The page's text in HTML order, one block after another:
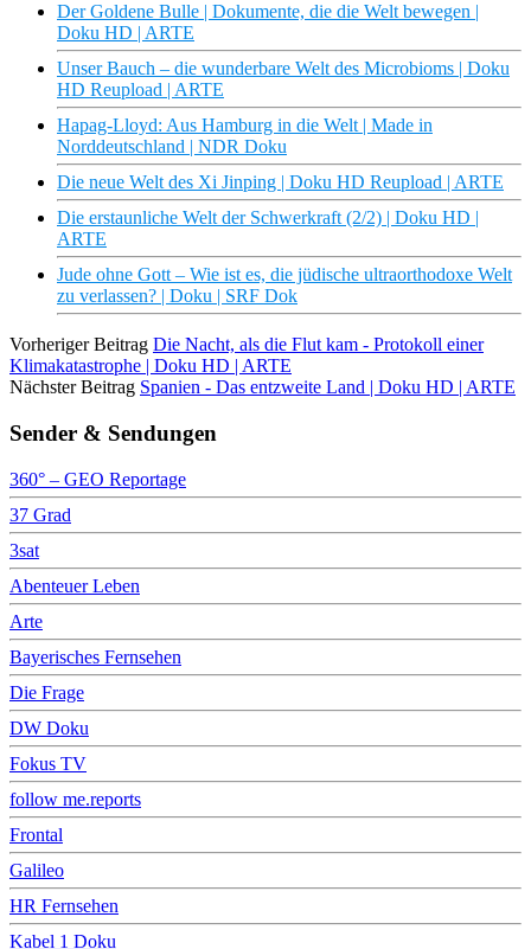
Der Goldene Bulle | Dokumente, die die Welt bewegen |
Doku HD | ARTE
Unser Bauch – die wunderbare Welt des Microbioms | Doku
HD Reupload | ARTE
Hapag-Lloyd: Aus Hamburg in die Welt | Made in
Norddeutschland | NDR Doku
Die neue Welt des Xi Jinping | Doku HD Reupload | ARTE
Die erstaunliche Welt der Schwerkraft (2/2) | Doku HD |
ARTE
Jude ohne Gott – Wie ist es, die jüdische ultraorthodoxe Welt
zu verlassen? | Doku | SRF Dok
Vorheriger Beitrag Die Nacht, als die Flut kam - Protokoll einer
Klimakatastrophe | Doku HD | ARTE
Nächster Beitrag Spanien - Das entzweite Land | Doku HD | ARTE
Sender & Sendungen
360° – GEO Reportage
37 Grad
3sat
Abenteuer Leben
Arte
Bayerisches Fernsehen
Die Frage
DW Doku
Fokus TV
follow me.reports
Frontal
Galileo
HR Fernsehen
Kabel 1 Doku